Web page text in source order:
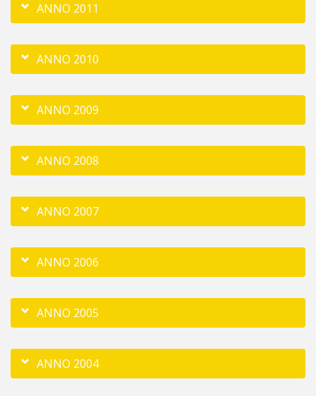
ANNO 2011
ANNO 2010
ANNO 2009
ANNO 2008
ANNO 2007
ANNO 2006
ANNO 2005
ANNO 2004